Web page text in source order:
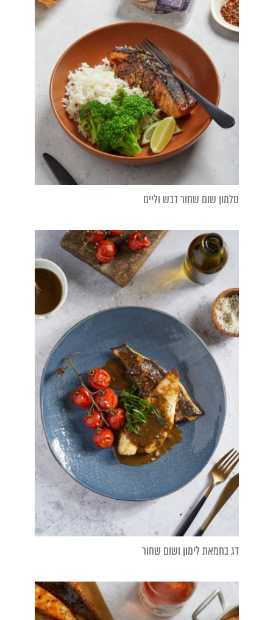
סלמון שום שחור דבש וליים
דג בחמאת לימון ושום שחור